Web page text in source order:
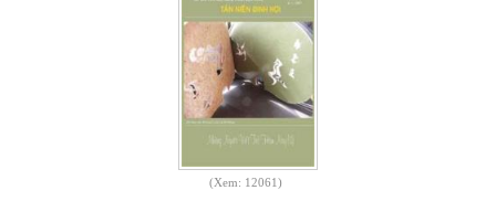
(Xem: 12061)